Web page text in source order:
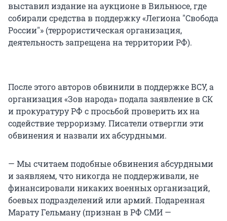
выставил издание на аукционе в Вильнюсе, где
собирали средства в поддержку «Легиона "Свобода
России"» (террористическая организация,
деятельность запрещена на территории РФ).
После этого авторов обвинили в поддержке ВСУ, а
организация «Зов народа» подала заявление в СК
и прокуратуру РФ с просьбой проверить их на
содействие терроризму. Писатели отвергли эти
обвинения и назвали их абсурдными.
— Мы считаем подобные обвинения абсурдными
и заявляем, что никогда не поддерживали, не
финансировали никаких военных организаций,
боевых подразделений или армий. Подаренная
Марату Гельману (признан в РФ СМИ —